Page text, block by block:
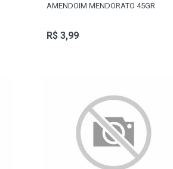
AMENDOIM MENDORATO 45GR
R$ 3,99